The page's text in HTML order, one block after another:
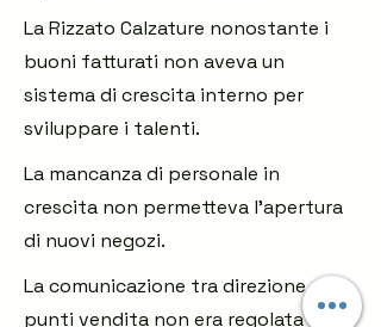
La Rizzato Calzature nonostante i
buoni fatturati non aveva un
sistema di crescita interno per
sviluppare i talenti.
La mancanza di personale in
crescita non permetteva l'apertura
di nuovi negozi.
La comunicazione tra direzione e
punti vendita non era regolata in